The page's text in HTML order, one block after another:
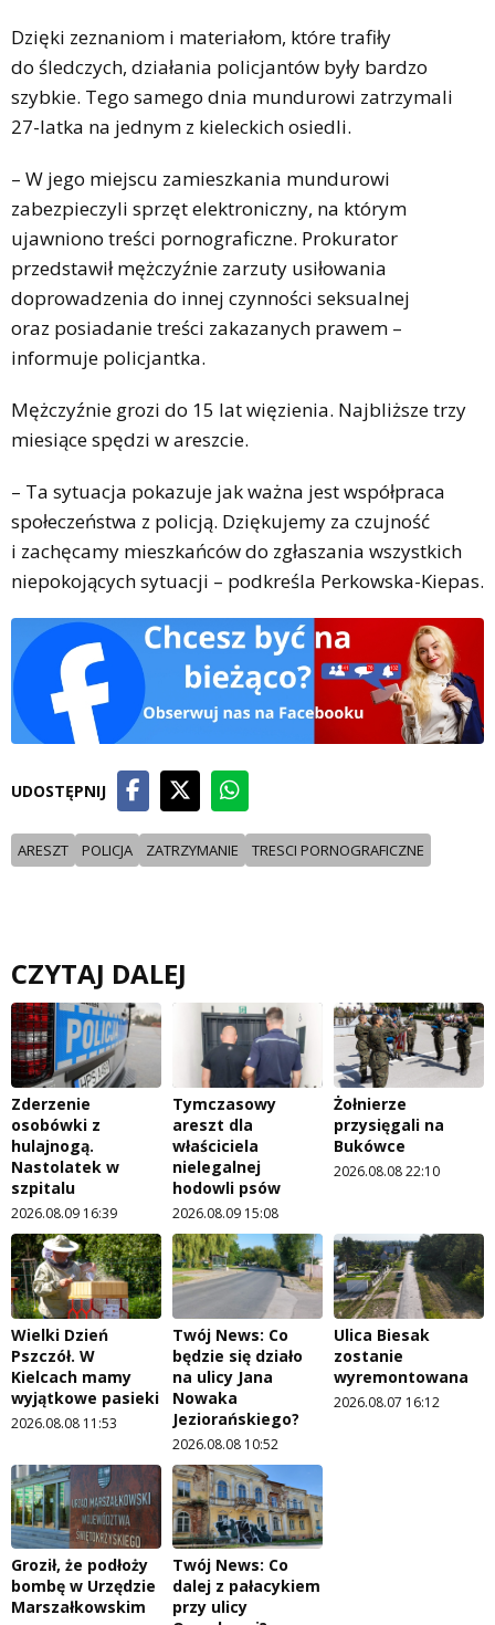
Dzięki zeznaniom i materiałom, które trafiły
do śledczych, działania policjantów były bardzo
szybkie. Tego samego dnia mundurowi zatrzymali
27-latka na jednym z kieleckich osiedli.
– W jego miejscu zamieszkania mundurowi
zabezpieczyli sprzęt elektroniczny, na którym
ujawniono treści pornograficzne. Prokurator
przedstawił mężczyźnie zarzuty usiłowania
doprowadzenia do innej czynności seksualnej
oraz posiadanie treści zakazanych prawem –
informuje policjantka.
Mężczyźnie grozi do 15 lat więzienia. Najbliższe trzy
miesiące spędzi w areszcie.
– Ta sytuacja pokazuje jak ważna jest współpraca
społeczeństwa z policją. Dziękujemy za czujność
i zachęcamy mieszkańców do zgłaszania wszystkich
niepokojących sytuacji – podkreśla Perkowska-Kiepas.
UDOSTĘPNIJ
ARESZT POLICJA ZATRZYMANIE TRESCI PORNOGRAFICZNE
CZYTAJ DALEJ
Zderzenie
osobówki z
hulajnogą.
Nastolatek w
szpitalu
2026.08.09 16:39
Tymczasowy
areszt dla
właściciela
nielegalnej
hodowli psów
2026.08.09 15:08
Żołnierze
przysięgali na
Bukówce
2026.08.08 22:10
Wielki Dzień
Pszczół. W
Kielcach mamy
wyjątkowe pasieki
2026.08.08 11:53
Twój News: Co
będzie się działo
na ulicy Jana
Nowaka
Jeziorańskiego?
2026.08.08 10:52
Ulica Biesak
zostanie
wyremontowana
2026.08.07 16:12
Groził, że podłoży
bombę w Urzędzie
Marszałkowskim
Twój News: Co
dalej z pałacykiem
przy ulicy